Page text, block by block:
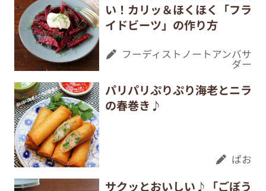
い！カリッ＆ほくほく「フラ
イドビーツ」の作り方
フーディストノートアンバサ
ダー
パリパリぷりぷり海老とニラ
の春巻き♪
ぱお
サクッとおいしい♪「ごぼう